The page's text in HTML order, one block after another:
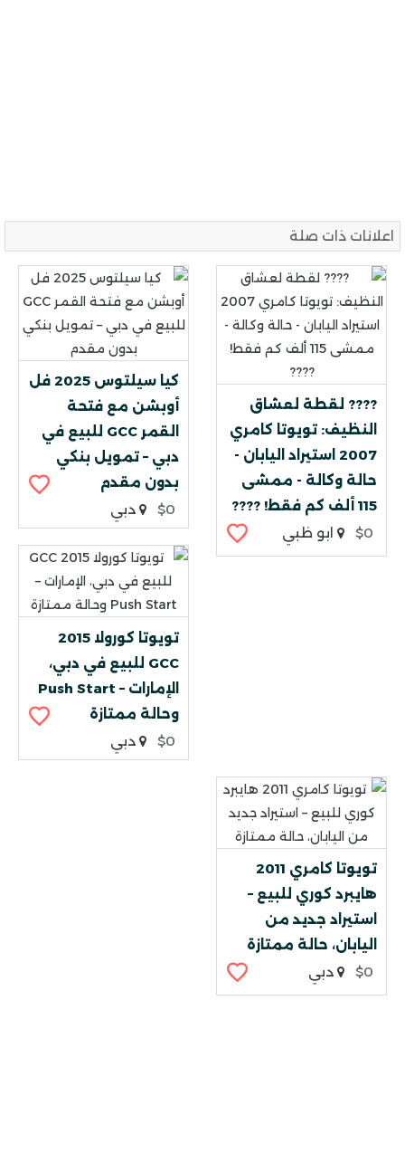
اعلانات ذات صلة
???? لقطة لعشاق
النظيف: تويوتا كامري
2007 استيراد اليابان -
حالة وكالة - ممشى
115 ألف كم فقط! ????
$0
ابو ظبي
كيا سيلتوس 2025 فل
أوبشن مع فتحة
القمر GCC للبيع في
دبي – تمويل بنكي
بدون مقدم
$0
دبي
تويوتا كورولا 2015
GCC للبيع في دبي،
الإمارات – Push Start
وحالة ممتازة
$0
دبي
تويوتا كامري 2011
هايبرد كوري للبيع –
استيراد جديد من
اليابان، حالة ممتازة
$0
دبي